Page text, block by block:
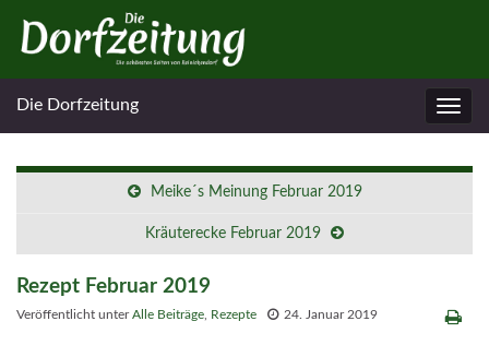
Die Dorfzeitung
Meike´s Meinung Februar 2019
Kräuterecke Februar 2019
Rezept Februar 2019
Veröffentlicht unterAlle Beiträge Rezepte 24. Januar 2019